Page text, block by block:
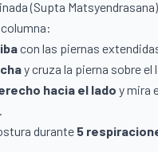
(Supta
con las piernas
y cruza la pierna sobre el
hacia el lado y mira
durante 5